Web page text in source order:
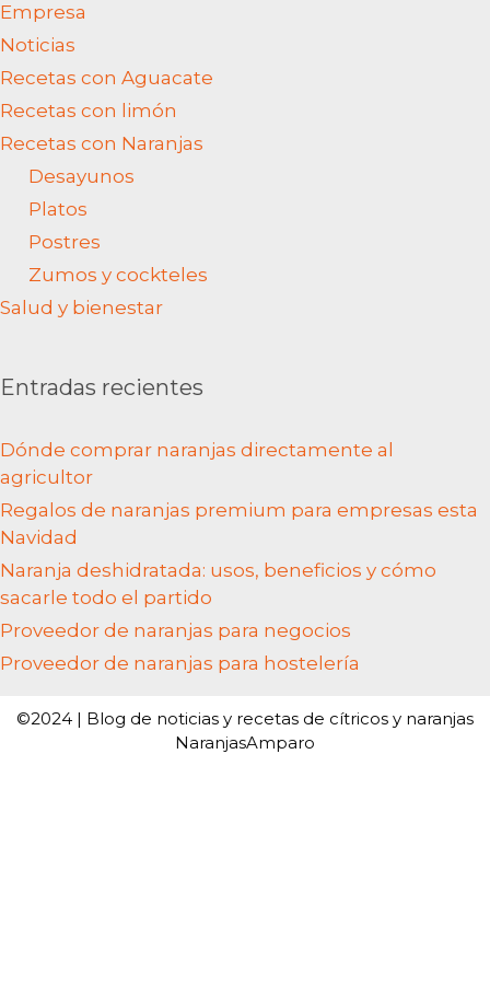
Empresa
Noticias
Recetas con Aguacate
Recetas con limón
Recetas con Naranjas
Desayunos
Platos
Postres
Zumos y cockteles
Salud y bienestar
Entradas recientes
Dónde comprar naranjas directamente al
agricultor
Regalos de naranjas premium para empresas esta
Navidad
Naranja deshidratada: usos, beneficios y cómo
sacarle todo el partido
Proveedor de naranjas para negocios
Proveedor de naranjas para hostelería
©2024 | Blog de noticias y recetas de cítricos y naranjas
NaranjasAmparo